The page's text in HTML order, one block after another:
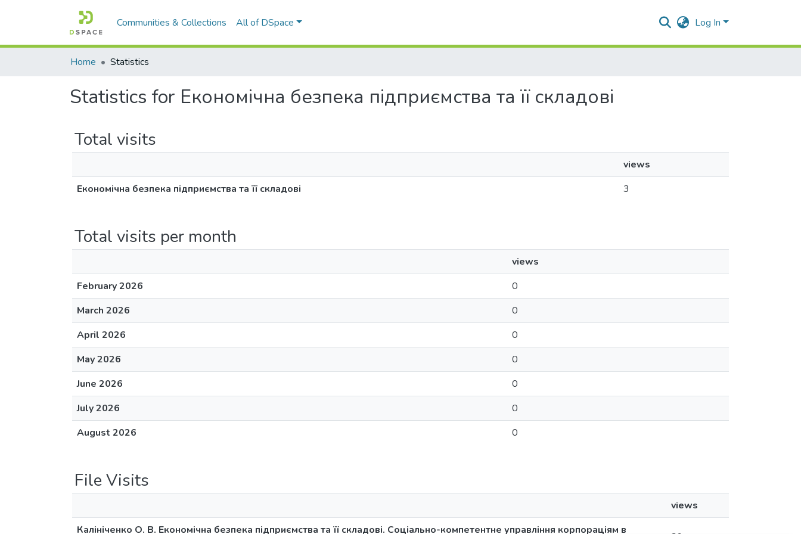
Communities & Collections All of DSpace Log In
Home Statistics
Statistics for Економічна безпека підприємства та її складові
Total visits
views
Економічна безпека підприємства та її складові
3
Total visits per month
views
February 2026
0
March 2026
0
April 2026
0
May 2026
0
June 2026
0
July 2026
0
August 2026
0
File Visits
views
Калініченко О. В. Економічна безпека підприємства та її складові. Соціально-компетентне управління корпораціям в